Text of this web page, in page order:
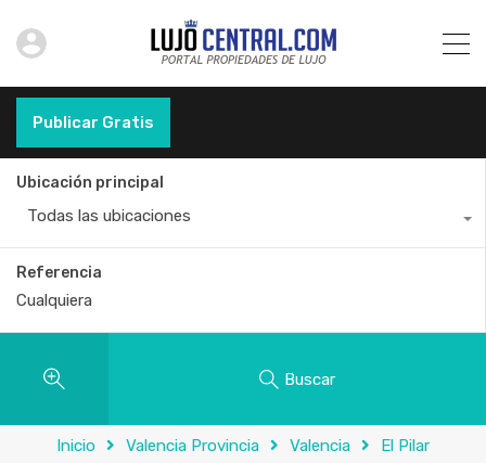
Publicar Gratis
Ubicación principal
Todas las ubicaciones
Referencia
Buscar
Inicio Valencia Provincia Valencia El Pilar